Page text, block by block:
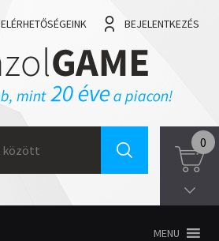
ELÉRHETŐSÉGEINK BEJELENTKEZÉS
0
MENU